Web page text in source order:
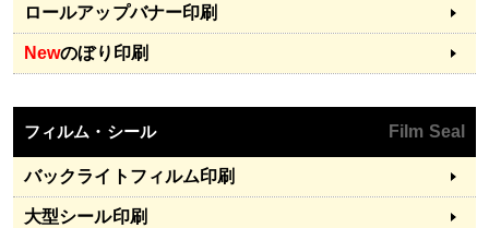
ロールアップバナー印刷
Newのぼり印刷
フィルム・シール Film Seal
バックライトフィルム印刷
大型シール印刷